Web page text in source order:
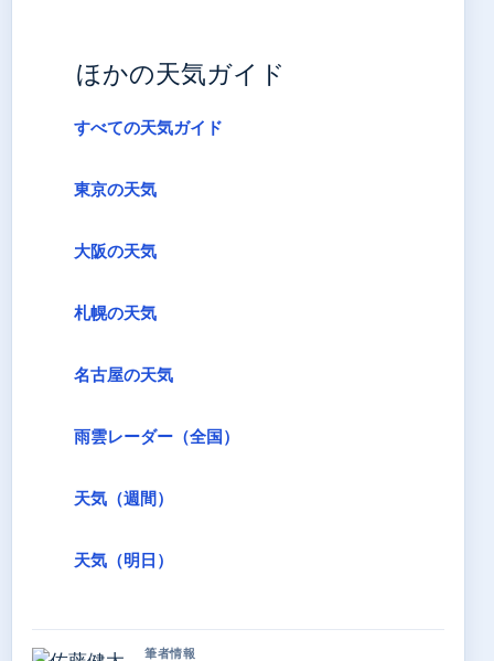
ほかの天気ガイド
すべての天気ガイド
東京の天気
大阪の天気
札幌の天気
名古屋の天気
雨雲レーダー（全国）
天気（週間）
天気（明日）
筆者情報